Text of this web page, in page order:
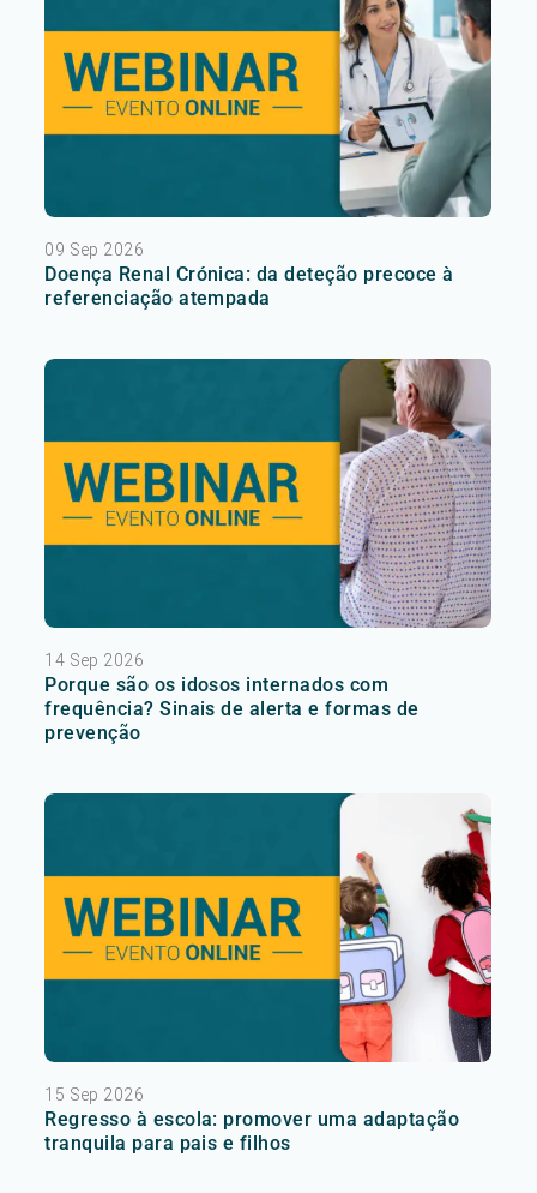
09 Sep 2026
Doença Renal Crónica: da deteção precoce à
referenciação atempada
14 Sep 2026
Porque são os idosos internados com
frequência? Sinais de alerta e formas de
prevenção
15 Sep 2026
Regresso à escola: promover uma adaptação
tranquila para pais e filhos